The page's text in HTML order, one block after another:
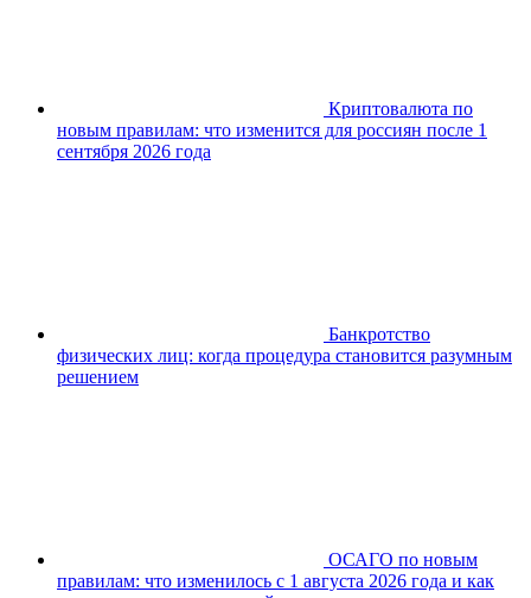
Криптовалюта по
новым правилам: что изменится для россиян после 1
сентября 2026 года
Банкротство
физических лиц: когда процедура становится разумным
решением
ОСАГО по новым
правилам: что изменилось с 1 августа 2026 года и как